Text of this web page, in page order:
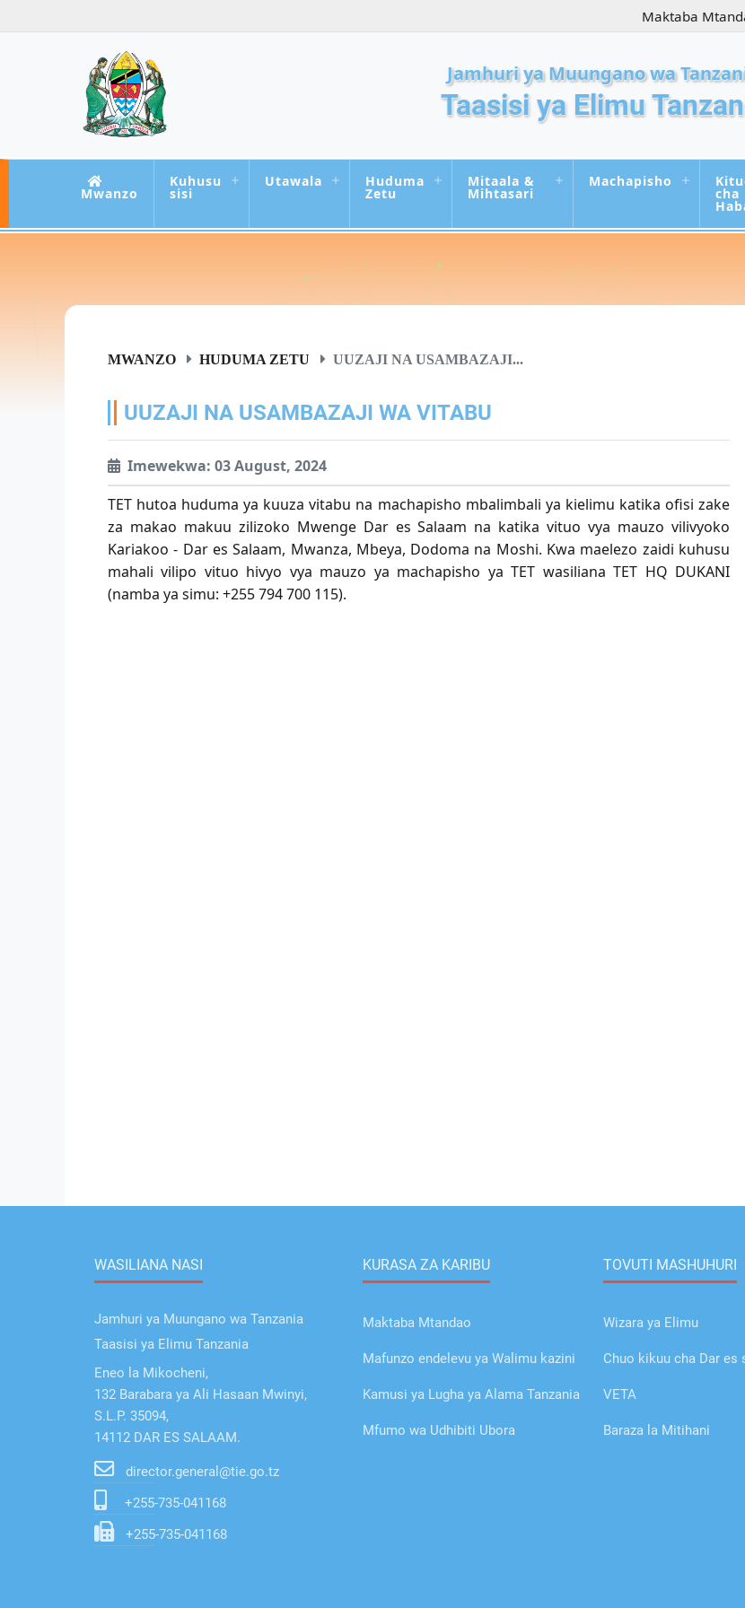
Maktaba
Jamhuri ya Muungano wa
Taasisi ya Elimu
Mwanzo
Kuhusu
sisi
Utawala Huduma
Zetu
Mitaala &
Mihtasari
Machapisho
cha
MWANZO HUDUMA ZETU UUZAJI NA USAMBAZAJI...
UUZAJI NA USAMBAZAJI WA VITABU
Imewekwa: 03 August, 2024
TET hutoa huduma ya kuuza vitabu na machapisho mbalimbali ya kielimu katika ofisi zake
za makao makuu zilizoko Mwenge Dar es Salaam na katika vituo vya mauzo vilivyoko
Kariakoo - Dar es Salaam, Mwanza, Mbeya, Dodoma na Moshi. Kwa maelezo zaidi kuhusu
mahali vilipo vituo hivyo vya mauzo ya machapisho ya TET wasiliana TET HQ DUKANI
(namba ya simu: +255 794 700 115).
WASILIANA NASI
Jamhuri ya Muungano wa Tanzania
Taasisi ya Elimu Tanzania
Eneo la Mikocheni,
132 Barabara ya Ali Hasaan Mwinyi,
S.L.P. 35094,
14112 DAR ES SALAAM.
director.general@tie.go.tz
+255-735-041168
+255-735-041168
KURASA ZA KARIBU
Maktaba Mtandao
Mafunzo endelevu ya Walimu kazini
Kamusi ya Lugha ya Alama Tanzania
Mfumo wa Udhibiti Ubora
TOVUTI MASHUHURI
Wizara ya Elimu
Chuo kikuu cha Dar es
VETA
Baraza la Mitihani